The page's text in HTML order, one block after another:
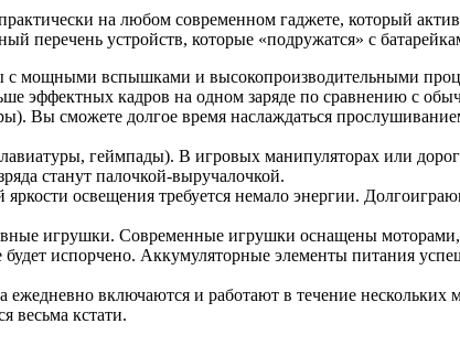
на любом современном гаджете, который
перечень устройств, которые «подружатся» с
мощными вспышками и высокопроизводительными
эффектных кадров на одном заряде по сравнению с
Вы сможете долгое время наслаждаться
геймпады). В игровых манипуляторах или
станут палочкой-выручалочкой.
освещения требуется немало энергии.
игрушки. Современные игрушки оснащены
испорчено. Аккумуляторные элементы питания
включаются и работают в течение
весьма кстати.